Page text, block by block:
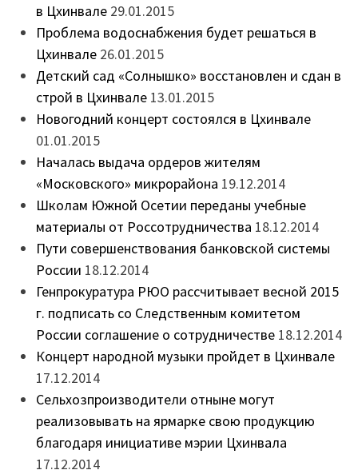
в Цхинвале 29.01.2015
Проблема водоснабжения будет решаться в
Цхинвале 26.01.2015
Детский сад «Солнышко» восстановлен и сдан в
строй в Цхинвале 13.01.2015
Новогодний концерт состоялся в Цхинвале
01.01.2015
Началась выдача ордеров жителям
«Московского» микрорайона 19.12.2014
Школам Южной Осетии переданы учебные
материалы от Россотрудничества 18.12.2014
Пути совершенствования банковской системы
России 18.12.2014
Генпрокуратура РЮО рассчитывает весной 2015
г. подписать со Следственным комитетом
России соглашение о сотрудничестве 18.12.2014
Концерт народной музыки пройдет в Цхинвале
17.12.2014
Сельхозпроизводители отныне могут
реализовывать на ярмарке свою продукцию
благодаря инициативе мэрии Цхинвала
17.12.2014